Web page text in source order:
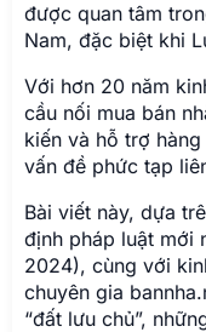
được quan tâm
Nam, đặc biệt khi
Với hơn 20 năm
cầu nối mua bán
kiến và hỗ trợ
vấn đề phức tạp
Bài viết này, dựa
định pháp luật mới
2024), cùng với
chuyên gia
“đất lưu chủ”,